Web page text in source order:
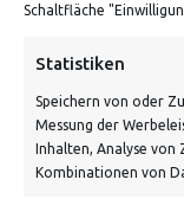
Schaltfläche
Statistiken
Speichern von oder
Messung der
Inhalten, Analyse von
Kombinationen von
ADRESSE
Von Tiling GmbH
Kontakt: Mo -